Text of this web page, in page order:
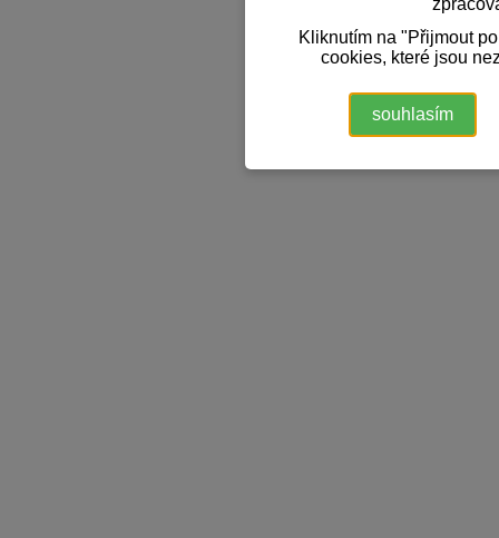
Kliknutím na "Přijmout
cookies, které jsou
souhlasím